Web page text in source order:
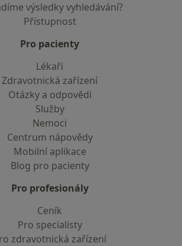
výsledky vyhledávání?
Přístupnost
Pro pacienty
Lékaři
Zdravotnická zařízení
Otázky a odpovědi
Služby
Nemoci
Centrum nápovědy
Mobilní aplikace
Blog pro pacienty
Pro profesionály
Ceník
Pro specialisty
zdravotnická zařízení